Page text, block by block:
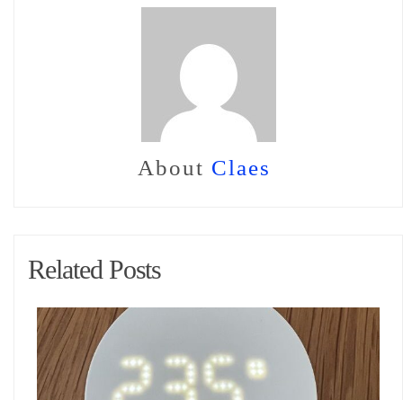
About Claes
Related Posts